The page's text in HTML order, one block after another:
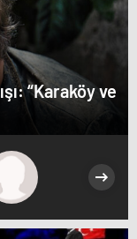
“Karaköy ve